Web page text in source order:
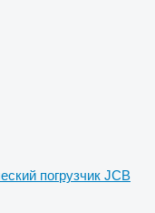
погрузчик JCB